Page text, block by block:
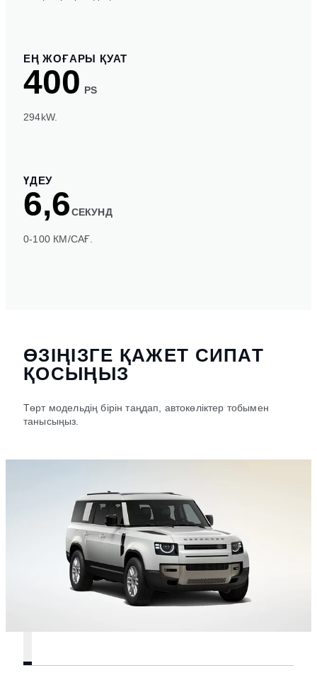
ЕҢ ЖОҒАРЫ ҚУАТ
400 PS
294kW.
ҮДЕУ
6,6СЕКУНД
0-100 КМ/САҒ.
ӨЗІҢІЗГЕ ҚАЖЕТ СИПАТ
ҚОСЫҢЫЗ
Төрт модельдің бірін таңдап, автокөліктер тобымен
танысыңыз.